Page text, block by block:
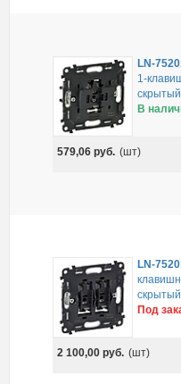
LN-
1-
В
579,06 руб. (шт)
LN-
Под
2 100,00 руб. (шт)